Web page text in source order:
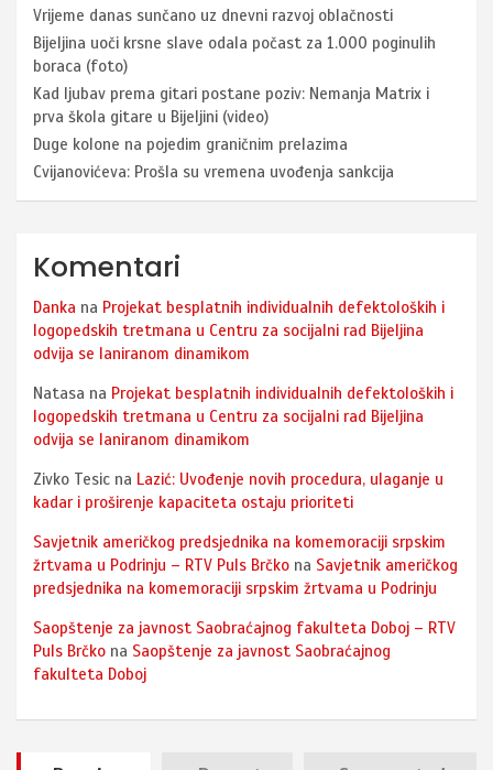
Vrijeme danas sunčano uz dnevni razvoj oblačnosti
Bijeljina uoči krsne slave odala počast za 1.000 poginulih
boraca (foto)
Kad ljubav prema gitari postane poziv: Nemanja Matrix i
prva škola gitare u Bijeljini (video)
Duge kolone na pojedim graničnim prelazima
Cvijanovićeva: Prošla su vremena uvođenja sankcija
Komentari
Danka na Projekat besplatnih individualnih defektoloških i
logopedskih tretmana u Centru za socijalni rad Bijeljina
odvija se laniranom dinamikom
Natasa na Projekat besplatnih individualnih defektoloških i
logopedskih tretmana u Centru za socijalni rad Bijeljina
odvija se laniranom dinamikom
Zivko Tesic na Lazić: Uvođenje novih procedura, ulaganje u
kadar i proširenje kapaciteta ostaju prioriteti
Savjetnik američkog predsjednika na komemoraciji srpskim
žrtvama u Podrinju – RTV Puls Brčko na Savjetnik američkog
predsjednika na komemoraciji srpskim žrtvama u Podrinju
Saopštenje za javnost Saobraćajnog fakulteta Doboj – RTV
Puls Brčko na Saopštenje za javnost Saobraćajnog
fakulteta Doboj